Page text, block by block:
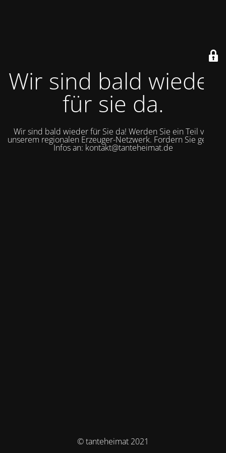
Wir sind bald wieder
für sie da.
Wir sind bald wieder für Sie da! Werden Sie ein Teil von
unserem regionalen Erzeuger-Netzwerk. Fordern Sie gerne
Infos an: kontakt@tanteheimat.de
© tanteheimat 2021